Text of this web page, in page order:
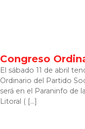
Congreso
El sábado 11 de abril
Ordinario del Partido
será en el Paraninfo de
Litoral ( […]